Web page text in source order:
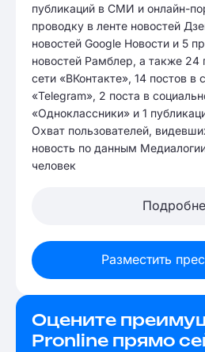
публикаций в СМИ и онлайн-
проводку в ленте новостей
новостей Google Новости и 5
новостей Рамблер, а также 24
сети «ВКонтакте», 14 постов в
«Telegram», 2 поста в
«Одноклассники» и 1
Охват пользователей,
новость по данным
человек
Разместить
Оцените
Pronline прямо